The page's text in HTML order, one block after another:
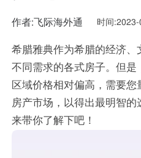
作者:飞际海外通 时间
希腊雅典作为希腊的经济、
不同需求的各式房子。但是
区域价格相对偏高，需要
房产市场，以得出最明智
来带你了解下吧！